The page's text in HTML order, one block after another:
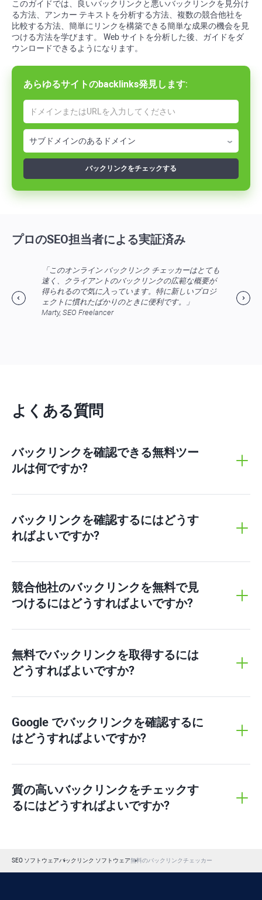
このガイドでは、良いバックリンクと悪いバックリンクを見分け
る方法、アンカー テキストを分析する方法、複数の競合他社を
比較する方法、簡単にリンクを構築できる簡単な成果の機会を見
つける方法を学びます。 Web サイトを分析した後、ガイドをダ
ウンロードできるようになります。
あらゆるサイトのbacklinks発見します:
バックリンクをチェックする
プロのSEO担当者による実証済み
「このオンライン バックリンク チェッカーはとても
速く、クライアントのバックリンクの広範な概要が
得られるので気に入っています。特に新しいプロジ
ェクトに慣れたばかりのときに便利です。」
Marty, SEO Freelancer
よくある質問
バックリンクを確認できる無料ツー
ルは何ですか?
バックリンクを確認するにはどうす
ればよいですか?
競合他社のバックリンクを無料で見
つけるにはどうすればよいですか?
無料でバックリンクを取得するには
どうすればよいですか?
Google でバックリンクを確認するに
はどうすればよいですか?
質の高いバックリンクをチェックす
るにはどうすればよいですか?
SEO ソフトウェアバックリンク ソフトウェア無料のバックリンクチェッカー